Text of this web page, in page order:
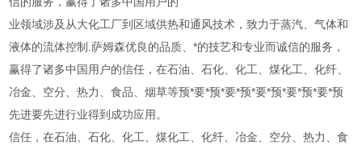
业领域涉及从大化工厂到区域供热和通风技术，致力于蒸汽、气体和
液体的流体控制.萨姆森优良的品质、*的技艺和专业而诚信的服务，
赢得了诸多中国用户的信任，在石油、石化、化工、煤化工、化纤、
冶金、空分、热力、食品、烟草等预*要*预*要*预*要*预*要*预*要*预
先进要先进行业得到成功应用。
信任，在石油、石化、化工、煤化工、化纤、冶金、空分、热力、食